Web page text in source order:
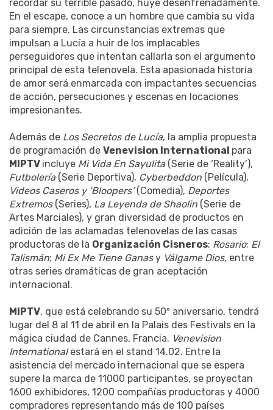
recordar su terrible pasado, huye desenfrenadamente.
En el escape, conoce a un hombre que cambia su vida
para siempre. Las circunstancias extremas que
impulsan a Lucía a huir de los implacables
perseguidores que intentan callarla son el argumento
principal de esta telenovela. Esta apasionada historia
de amor será enmarcada con impactantes secuencias
de acción, persecuciones y escenas en locaciones
impresionantes.
Además de Los Secretos de Lucía, la amplia propuesta
de programación de Venevision International para
MIPTV incluye Mi Vida En Sayulita(Serie de ‘Reality’),
Futbolería(Serie Deportiva), Cyberbeddon (Película),
Videos Caseros y ‘Bloopers’(Comedia), Deportes
Extremos(Series), La Leyenda de Shaolin (Serie de
Artes Marciales), y gran diversidad de productos en
adición de las aclamadas telenovelas de las casas
productoras de la Organización Cisneros: Rosario; El
Talismán; Mi Ex Me Tiene Ganasy Válgame Dios, entre
otras series dramáticas de gran aceptación
internacional.
MIPTV, que está celebrando su 50º aniversario, tendrá
lugar del 8 al 11 de abril en la Palais des Festivals en la
mágica ciudad de Cannes, Francia. Venevision
Internationalestará en el stand 14.02. Entre la
asistencia del mercado internacional que se espera
supere la marca de 11000 participantes, se proyectan
1600 exhibidores, 1200 compañías productoras y 4000
compradores representando más de 100 países